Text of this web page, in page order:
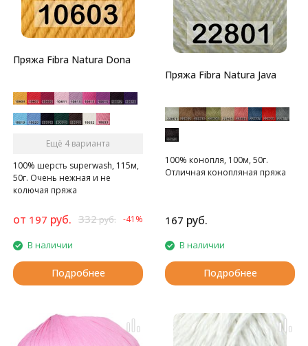
Пряжа Fibra Natura Dona
Ещё 4 варианта
100% шерсть superwash, 115м,
50г. Очень нежная и не
колючая пряжа
от 197 руб. 332руб. -41%
В наличии
Подробнее
Пряжа Fibra Natura Java
100% конопля, 100м, 50г.
Отличная конопляная пряжа
167 руб.
В наличии
Подробнее